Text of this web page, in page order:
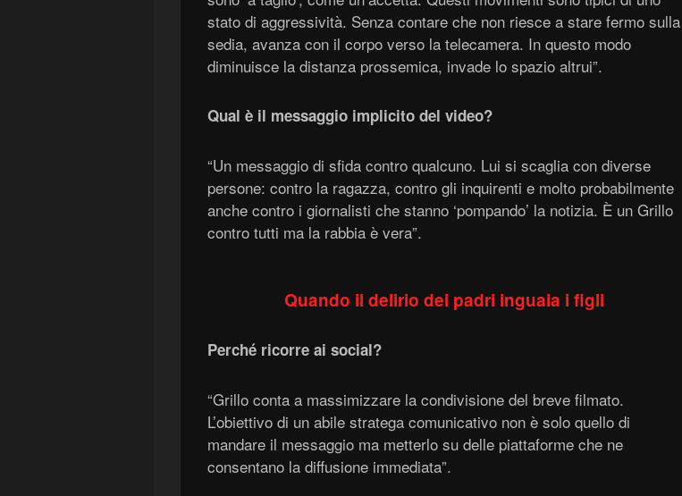
stato di aggressività. Senza contare che non riesce a stare fermo sulla
sedia, avanza con il corpo verso la telecamera. In questo modo
diminuisce la distanza prossemica, invade lo spazio altrui”.
Qual è il messaggio implicito del video?
“Un messaggio di sfida contro qualcuno. Lui si scaglia con diverse
persone: contro la ragazza, contro gli inquirenti e molto probabilmente
anche contro i giornalisti che stanno ‘pompando’ la notizia. È un Grillo
contro tutti ma la rabbia è vera”.
Quando il delirio dei padri inguaia i figli
Perché ricorre ai social?
“Grillo conta a massimizzare la condivisione del breve filmato.
L’obiettivo di un abile stratega comunicativo non è solo quello di
mandare il messaggio ma metterlo su delle piattaforme che ne
consentano la diffusione immediata”.